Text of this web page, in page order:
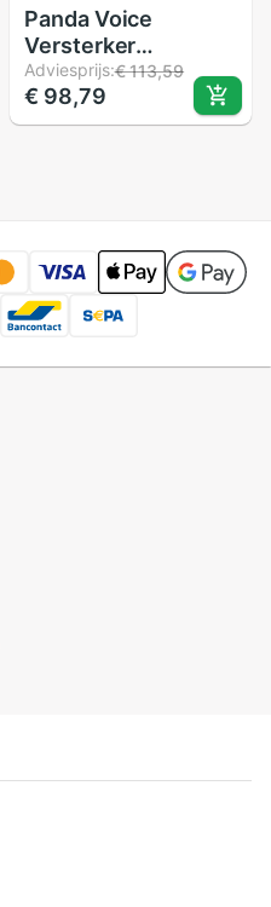
Panda Voice
Versterker
2200mAh
Muziekspeler
Draagbare
wma-formaat
Adviesprijs:€ 113,59
€ 98,79